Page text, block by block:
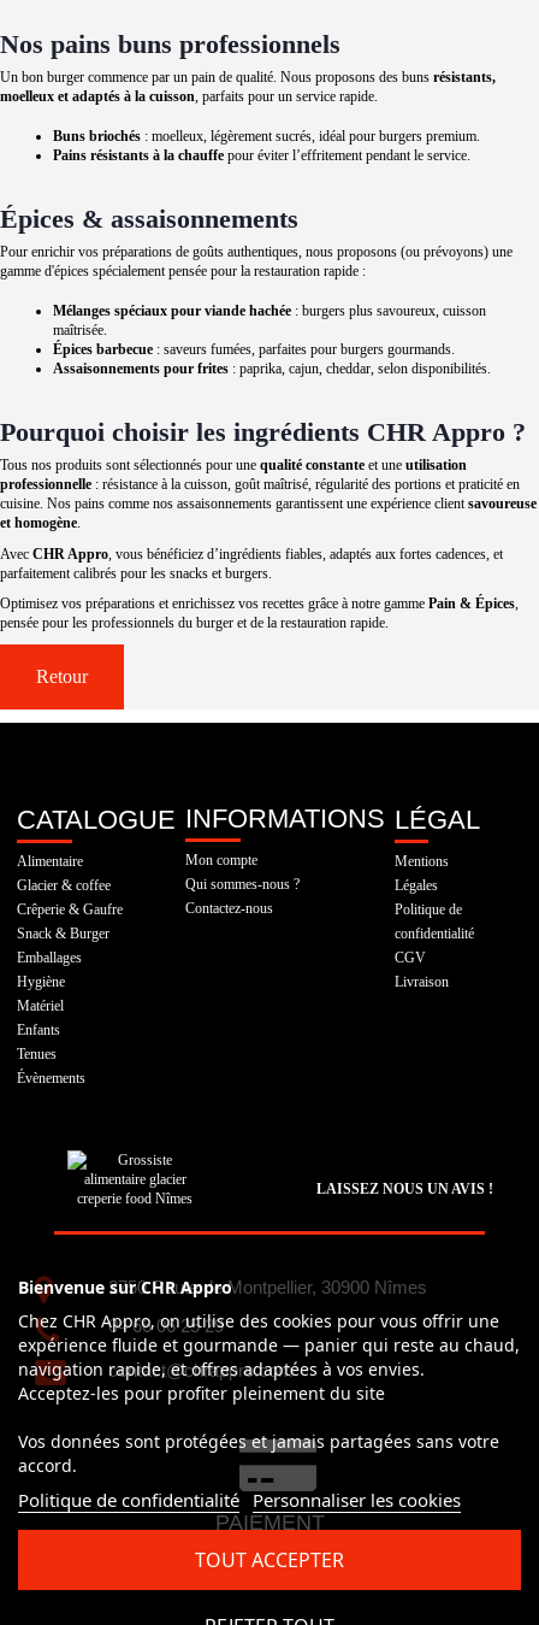
Nos pains buns professionnels
Un bon burger commence par un pain de qualité. Nous proposons des buns résistants,
moelleux et adaptés à la cuisson, parfaits pour un service rapide.
Buns briochés : moelleux, légèrement sucrés, idéal pour burgers premium.
Pains résistants à la chauffe pour éviter l’effritement pendant le service.
Épices & assaisonnements
Pour enrichir vos préparations de goûts authentiques, nous proposons (ou prévoyons) une
gamme d'épices spécialement pensée pour la restauration rapide :
Mélanges spéciaux pour viande hachée : burgers plus savoureux, cuisson
maîtrisée.
Épices barbecue : saveurs fumées, parfaites pour burgers gourmands.
Assaisonnements pour frites : paprika, cajun, cheddar, selon disponibilités.
Pourquoi choisir les ingrédients CHR Appro ?
Tous nos produits sont sélectionnés pour une qualité constante et une utilisation
professionnelle : résistance à la cuisson, goût maîtrisé, régularité des portions et praticité en
cuisine. Nos pains comme nos assaisonnements garantissent une expérience clientsavoureuse
et homogène.
Avec CHR Appro , vous bénéficiez d’ingrédients fiables, adaptés aux fortes cadences, et
parfaitement calibrés pour les snacks et burgers.
Optimisez vos préparations et enrichissez vos recettes grâce à notre gamme Pain & Épices,
pensée pour les professionnels du burger et de la restauration rapide.
Retour
CATALOGUE
Alimentaire
Glacier & coffee
Crêperie & Gaufre
Snack & Burger
Emballages
Hygiène
Matériel
Enfants
Tenues
Évènements
INFORMATIONS
Mon compte
Qui sommes-nous ?
Contactez-nous
LÉGAL
Mentions
Légales
Politique de
confidentialité
CGV
Livraison
LAISSEZ NOUS UN AVIS !
2750 Route de Montpellier, 30900 Nîmes
04 66 06 25 29
contact@chrappro.com
PAIEMENT
CB, Visa, Mastercard, Paypal
Bienvenue sur CHR Appro
Chez CHR Appro, on utilise des cookies pour vous offrir une
expérience fluide et gourmande — panier qui reste au chaud,
navigation rapide, et offres adaptées à vos envies.
Acceptez-les pour profiter pleinement du site
Vos données sont protégées et jamais partagées sans votre
accord.
Politique de confidentialité Personnaliser les cookies
TOUT ACCEPTER